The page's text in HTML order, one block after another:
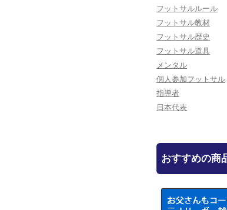
フットサルルール
フットサル教材
フットサル歴史
フットサル道具
メンタル
個人参加フットサル
指導者
日本代表
おすすめの商